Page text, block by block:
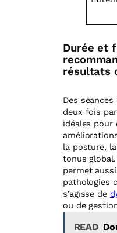
Durée et
résultats
Des séances
deux fois
idéales pour
la posture,
tonus
permet
pathologies
s’agisse de
ou de
READ